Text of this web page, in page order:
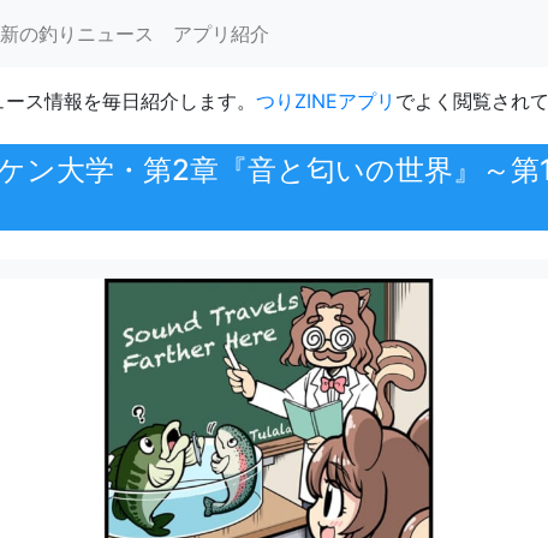
の釣りニュース アプリ紹介
ス情報を毎日紹介します。 つりZINEアプリ でよく閲覧され
大学・第2章『音と匂いの世界』～第